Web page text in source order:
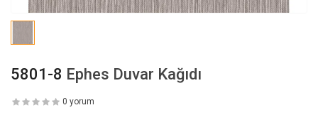
5801-8 Ephes Duvar Kağıdı
0 yorum